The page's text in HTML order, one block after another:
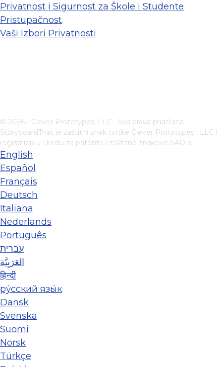
Privatnost i Sigurnost za Škole i Studente
Pristupačnost
Vaši Izbori Privatnosti
© 2026 - Clever Prototypes, LLC - Sva prava pridržana.
StoryboardThat je zaštitni znak tvrtke Clever Prototypes , LLC i
registriran u Uredu za patente i zaštitne znakove SAD-a
English
Español
Français
Deutsch
Italiana
Nederlands
Português
עברית
العَرَبِيَّة
हिन्दी
ру́сский язы́к
Dansk
Svenska
Suomi
Norsk
Türkçe